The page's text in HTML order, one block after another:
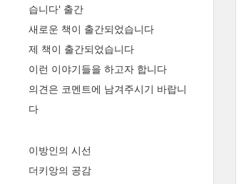
습니다' 출간
새로운 책이 출간되었습니다
제 책이 출간되었습니다
이런 이야기들을 하고자 합니다
의견은 코멘트에 남겨주시기 바랍니
다
이방인의 시선
더키앙의 공감